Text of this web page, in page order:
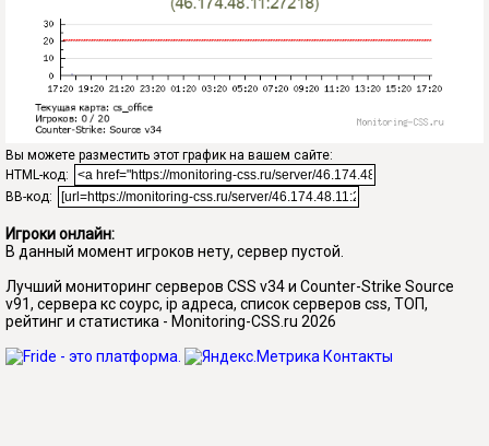
Вы можете разместить этот график на вашем сайте:
HTML-код:
BB-код:
Игроки онлайн:
В данный момент игроков нету, сервер пустой.
Лучший мониторинг серверов CSS v34 и Counter-Strike Source
v91, сервера кс соурс, ip адреса, список серверов css, ТОП,
рейтинг и статистика - Monitoring-CSS.ru 2026
Контакты